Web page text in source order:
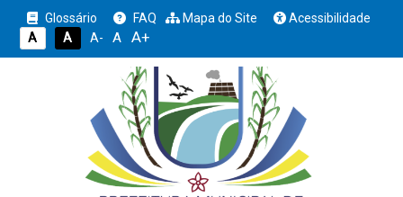
Glossário FAQ Mapa do Site
Acessibilidade
A
A A- A A+